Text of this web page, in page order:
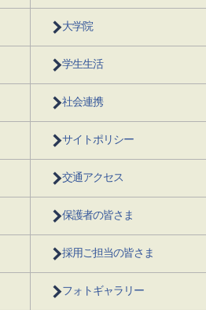
大学院
学生生活
社会連携
サイトポリシー
交通アクセス
保護者の皆さま
採用ご担当の皆さま
フォトギャラリー